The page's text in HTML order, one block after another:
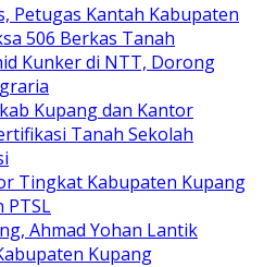
Petugas Kantah Kabupaten
506 Berkas Tanah
Kunker di NTT, Dorong
Kupang dan Kantor
Tanah Sekolah
Tingkat Kabupaten Kupang
PTSL
Ahmad Yohan Lantik
Kupang